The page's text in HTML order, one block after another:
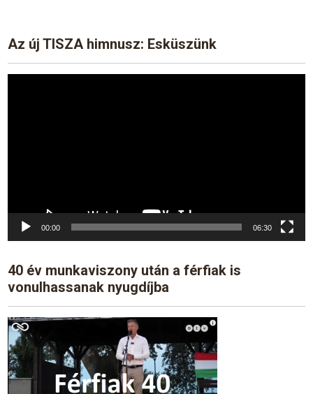
Az új TISZA himnusz: Esküszünk
00:00 06:30
40 év munkaviszony után a férfiak is
vonulhassanak nyugdíjba